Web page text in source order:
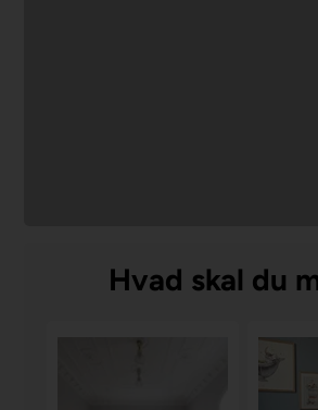
Hvad skal du